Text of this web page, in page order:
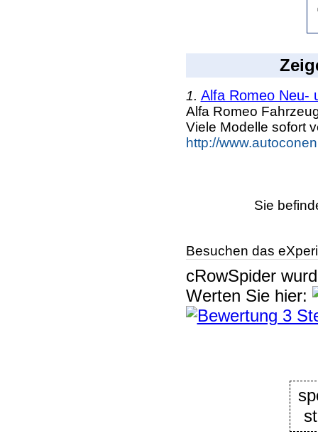
1. Alfa Romeo Neu-
Alfa Romeo
Viele Modelle sofort
http://
Sie
Besuchen das
cRowSpider
Werten Sie hier: